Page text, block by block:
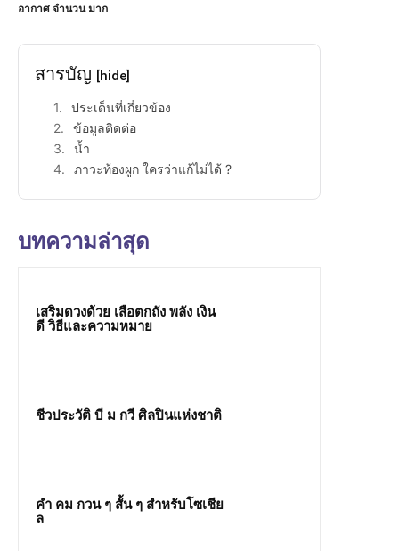
อากาศ จำนวน มาก
สารบัญ [hide]
ประเด็นที่เกี่ยวข้อง
ข้อมูลติดต่อ
น้ำ
ภาวะท้องผูก ใครว่าแก้ไม่ได้ ?
บทความล่าสุด
เสริมดวงด้วย เสือตกถัง พลัง เงิน
ดี วิธีและความหมาย
ชีวประวัติ บี ม กวี ศิลปินแห่งชาติ
คํา คม กวน ๆ สั้น ๆ สำหรับโซเชีย
ล